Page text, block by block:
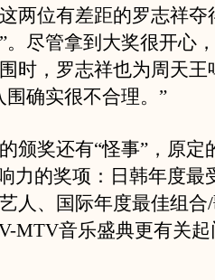
两位有差距的罗志祥夺
。尽管拿到大奖很开心
时，罗志祥也为周天王
确实很不合理。”
奖还有“怪事”，原定
力的奖项：日韩年度最
人、国际年度最佳组合
MTV音乐盛典更有关